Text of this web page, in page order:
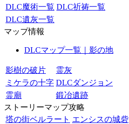
DLC魔術一覧 DLC祈祷一覧
DLC遺灰一覧
マップ情報
DLCマップ一覧｜影の地
影樹の破片
霊灰
ミケラの十字 DLCダンジョン
霊廟
鍛冶遺跡
ストーリーマップ攻略
塔の街ベルラート エンシスの城砦